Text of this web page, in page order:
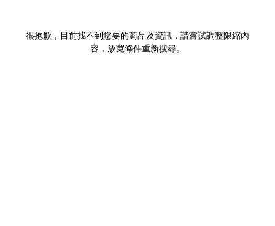
很抱歉，目前找不到您要的商品及資訊，請嘗試調整限縮內
容，放寬條件重新搜尋。